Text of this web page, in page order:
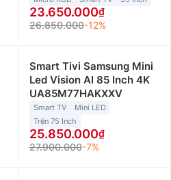
23.650.000
26.850.000-12%
Smart Tivi Samsung Mini
Led Vision AI 85 Inch 4K
UA85M77HAKXXV
Smart TV
Mini LED
Trên 75 Inch
25.850.000
27.900.000-7%